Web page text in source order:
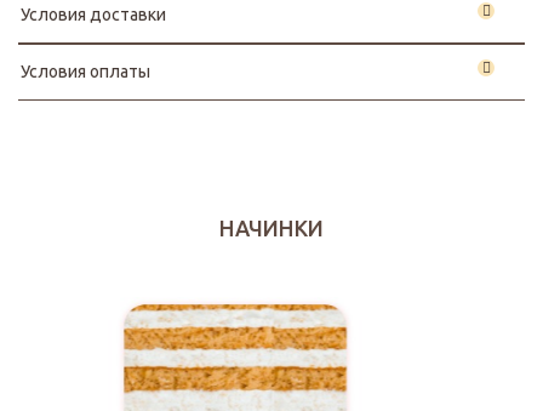
Условия доставки
Условия оплаты
НАЧИНКИ